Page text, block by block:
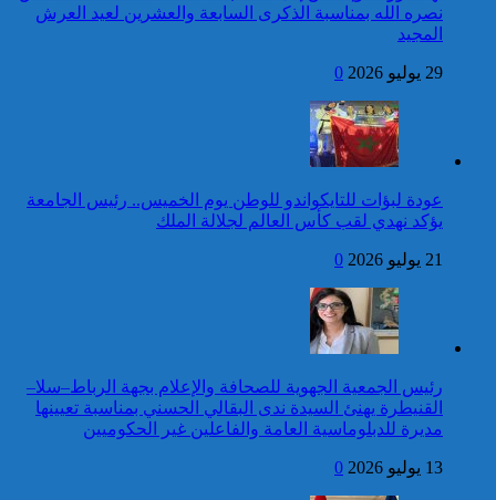
حصيلة حوادث السير
بالمناطق الحضرية خلال
الأسبوع المنصرم
الصحافة بواشنطن:المهاجم
كان يستهدف مسؤولين
حكوميين
للمنظمة الدولية للفرانكفونية
برقية تهنئة إلى جلالة الملك
من رئيسة جمهورية الهند
بمناسبة عيد العرش المجيد
من الأمين العام لمنظمة
الأمم المتحدة بمناسبة عيد
المديرية العامة للأمن الوطني تؤكد
بريطانية بشأن “اعتقال” مواطن
بريطاني عارية من الصحة
توقيف شخص للاشتباه في تورطه
في ارتكاب جريمة السرقة
المقرونة بالضرب والجرح المفضي
للموت كان ضحيتها مواطن أجنبي
بتارودانت
كاريكاتير
نصره الله بمناسبة الذكرى السابعة والعشرين لعيد العرش
المجيد
29 يوليو 2026 0
عودة لبؤات للتايكواندو للوطن يوم الخميس.. رئيس الجامعة
يؤكد نهدي لقب كأس العالم لجلالة الملك
21 يوليو 2026 0
رئيس الجمعية الجهوية للصحافة والإعلام بجهة الرباط–سلا–
القنيطرة يهنئ السيدة ندى البقالي الحسني بمناسبة تعيينها
مديرة للدبلوماسية العامة والفاعلين غير الحكوميين
13 يوليو 2026 0